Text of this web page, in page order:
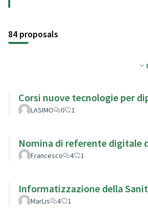
84 proposals
Corsi nuove tecnologie per
LASIMO 0 1
Nomina di referente digitale
Francesco 4 1
Informatizzazione della
MarLis 4 1